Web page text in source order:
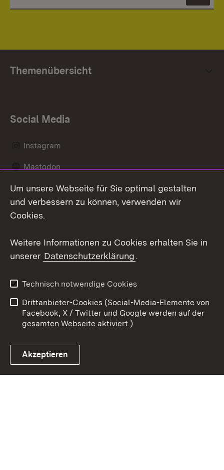
Themenübersicht
Social Media
Instagram
Mastodon
Messenger
Link zum Landesportal
Kontakt
Impressum
Cookies
Um unsere Webseite für Sie optimal gestalten
und verbessern zu können, verwenden wir
Cookies.
Weitere Informationen zu Cookies erhalten Sie in
unserer Datenschutzerklärung.
Technisch notwendige Cookies
Drittanbieter-Cookies (Social-Media-Elemente von
Facebook, X / Twitter und Google werden auf der
gesamten Webseite aktiviert.)
Akzeptieren